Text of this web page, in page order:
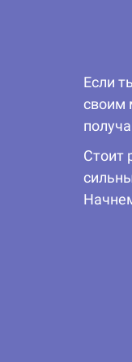
Если
своим
Стоит